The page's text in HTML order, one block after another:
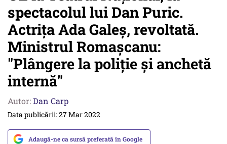
spectacolul lui Dan Puric.
Actrița Ada Galeș, revoltată.
Ministrul Romașcanu:
"Plângere la poliție și anchetă
internă"
Autor:Dan Carp
Data publicării: 27 Mar 2022
Adaugă-ne ca sursă preferată în Google